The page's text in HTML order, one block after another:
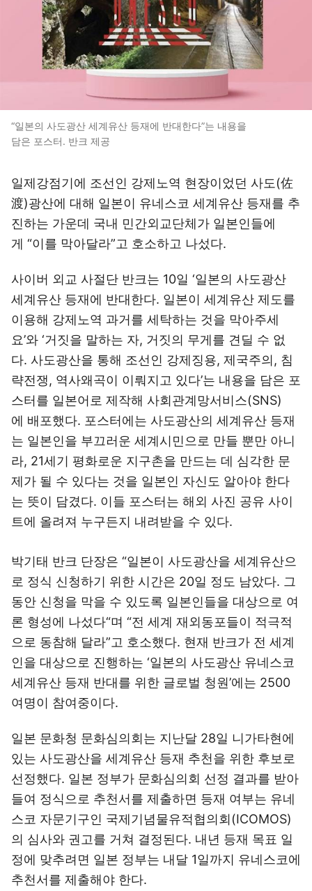
“일본의 사도광산 세계유산 등재에 반대한다”는 내용을
담은 포스터. 반크 제공
일제강점기에 조선인 강제노역 현장이었던 사도(佐
渡)광산에 대해 일본이 유네스코 세계유산 등재를 추
진하는 가운데 국내 민간외교단체가 일본인들에
게 “이를 막아달라”고 호소하고 나섰다.
사이버 외교 사절단 반크는 10일 ‘일본의 사도광산
세계유산 등재에 반대한다. 일본이 세계유산 제도를
이용해 강제노역 과거를 세탁하는 것을 막아주세
요’와 ‘거짓을 말하는 자, 거짓의 무게를 견딜 수 없
다. 사도광산을 통해 조선인 강제징용, 제국주의, 침
략전쟁, 역사왜곡이 이뤄지고 있다’는 내용을 담은 포
스터를 일본어로 제작해 사회관계망서비스(SNS)
에 배포했다. 포스터에는 사도광산의 세계유산 등재
는 일본인을 부끄러운 세계시민으로 만들 뿐만 아니
라, 21세기 평화로운 지구촌을 만드는 데 심각한 문
제가 될 수 있다는 것을 일본인 자신도 알아야 한다
는 뜻이 담겼다. 이들 포스터는 해외 사진 공유 사이
트에 올려져 누구든지 내려받을 수 있다.
박기태 반크 단장은 “일본이 사도광산을 세계유산으
로 정식 신청하기 위한 시간은 20일 정도 남았다. 그
동안 신청을 막을 수 있도록 일본인들을 대상으로 여
론 형성에 나섰다“며 “전 세계 재외동포들이 적극적
으로 동참해 달라”고 호소했다. 현재 반크가 전 세계
인을 대상으로 진행하는 ‘일본의 사도광산 유네스코
세계유산 등재 반대를 위한 글로벌 청원’에는 2500
여명이 참여중이다.
일본 문화청 문화심의회는 지난달 28일 니가타현에
있는 사도광산을 세계유산 등재 추천을 위한 후보로
선정했다. 일본 정부가 문화심의회 선정 결과를 받아
들여 정식으로 추천서를 제출하면 등재 여부는 유네
스코 자문기구인 국제기념물유적협의회(ICOMOS)
의 심사와 권고를 거쳐 결정된다. 내년 등재 목표 일
정에 맞추려면 일본 정부는 내달 1일까지 유네스코에
추천서를 제출해야 한다.